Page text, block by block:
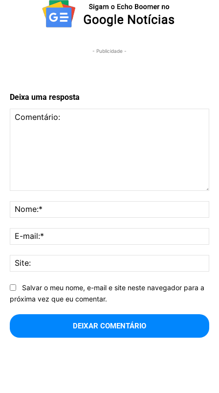
- Publicidade -
Deixa uma resposta
Salvar o meu nome, e-mail e site neste navegador para a
próxima vez que eu comentar.